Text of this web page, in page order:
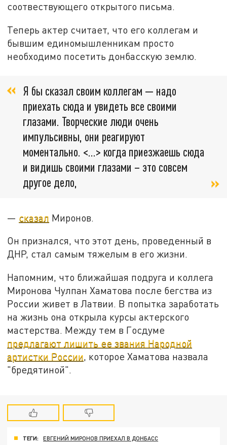
соотвествующего открытого письма.
Теперь актер считает, что его коллегам и
бывшим единомышленникам просто
необходимо посетить донбасскую землю.
Я бы сказал своим коллегам — надо
приехать сюда и увидеть все своими
глазами. Творческие люди очень
импульсивны, они реагируют
моментально. <...> когда приезжаешь сюда
и видишь своими глазами – это совсем
другое дело,
— сказал Миронов.
Он признался, что этот день, проведенный в
ДНР, стал самым тяжелым в его жизни.
Напомним, что ближайшая подруга и коллега
Миронова Чулпан Хаматова после бегства из
России живет в Латвии. В попытка заработать
на жизнь она открыла курсы актерского
мастерства. Между тем в Госдуме
предлагают лишить ее звания Народной
артистки России, которое Хаматова назвала
"бредятиной".
ТЕГИ:
ЕВГЕНИЙ МИРОНОВ ПРИЕХАЛ В ДОНБАСС